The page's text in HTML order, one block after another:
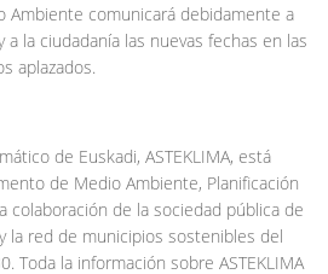
Ambiente comunicará debidamente a
la ciudadanía las nuevas fechas en las
aplazados.
de Euskadi, ASTEKLIMA, está
de Medio Ambiente, Planificación
colaboración de la sociedad pública de
la red de municipios sostenibles del
Toda la información sobre ASTEKLIMA